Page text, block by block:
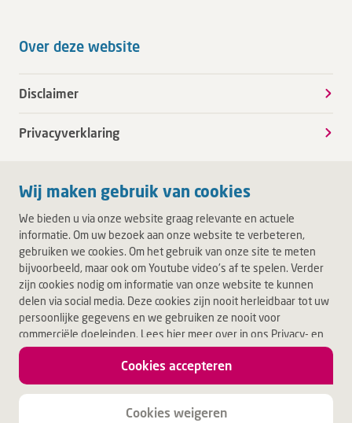
Wij maken gebruik van cookies
We bieden u via onze website graag relevante en actuele
informatie. Om uw bezoek aan onze website te verbeteren,
gebruiken we cookies. Om het gebruik van onze site te meten
bijvoorbeeld, maar ook om Youtube video's af te spelen. Verder
zijn cookies nodig om informatie van onze website te kunnen
delen via social media. Deze cookies zijn nooit herleidbaar tot uw
persoonlijke gegevens en we gebruiken ze nooit voor
commerciële doeleinden. Lees hier meer over in ons Privacy- en
Cookiebeleid. Door op Akkoord te klikken, accepteert u alle
Cookies accepteren
Cookies weigeren
Over deze website
Disclaimer
Privacyverklaring